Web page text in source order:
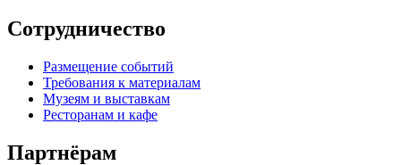
Сотрудничество
Размещение событий
Требования к материалам
Музеям и выставкам
Ресторанам и кафе
Партнёрам